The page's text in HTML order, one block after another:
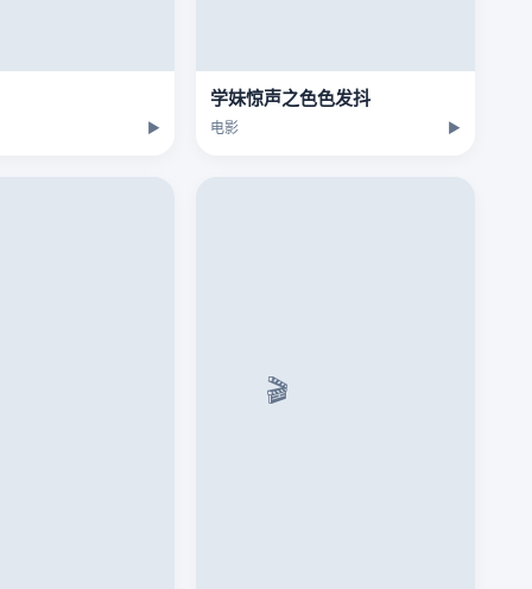
▶
学妹惊声之色色发抖
电影 ▶